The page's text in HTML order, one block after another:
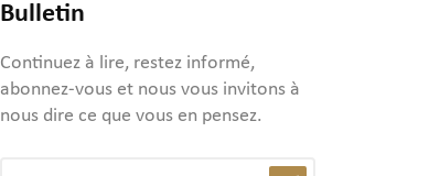
Bulletin
Continuez à lire, restez informé,
abonnez-vous et nous vous invitons à
nous dire ce que vous en pensez.